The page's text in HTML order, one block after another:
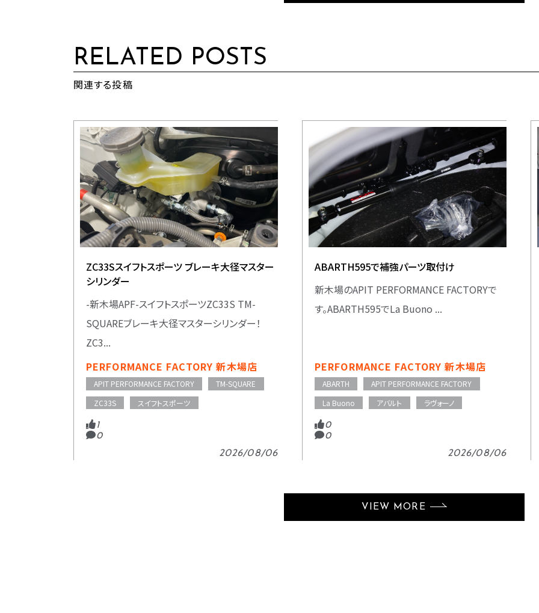
RELATED POSTS
関連する投稿
2026/08/06
ZC33Sスイフトスポーツ ブレーキ大径マスター
シリンダー
-新木場APF-スイフトスポーツZC33S TM-
SQUAREブレーキ大径マスターシリンダー！
ZC3...
PERFORMANCE FACTORY 新木場店
APIT PERFORMANCE FACTORY
TM-SQUARE
ZC33S
スイフトスポーツ
1
0
2026/08/06
ABARTH595で補強パーツ取付け
新木場のAPIT PERFORMANCE FACTORYで
す。ABARTH595でLa Buono ...
PERFORMANCE FACTORY 新木場店
ABARTH
APIT PERFORMANCE FACTORY
La Buono
アバルト ラヴォーノ
0
0
VIEW MORE